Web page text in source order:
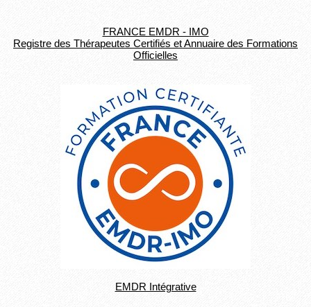
FRANCE EMDR - IMO
Registre des Thérapeutes Certifiés et Annuaire des Formations
Officielles
EMDR Intégrative